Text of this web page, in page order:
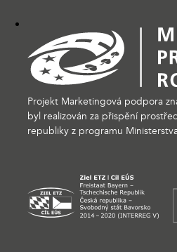
Projekt Marketingová podpora
byl realizován za přispění
republiky z programu